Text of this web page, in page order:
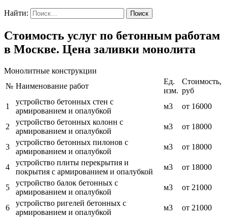
Найти:
Стоимость услуг по бетонным работам
в Москве. Цена заливки монолита
Монолитные конструкции
№ Наименование работ
Ед.
изм.
Стоимость,
руб
1
устройство бетонных стен с
армированием и опалубкой
м3 от 16000
2
устройство бетонных колонн с
армированием и опалубкой
м3 от 18000
3
устройство бетонных пилонов с
армированием и опалубкой
м3 от 18000
4
устройство плиты перекрытия и
покрытия с армированием и опалубкой
м3 от 18000
5
устройство балок бетонных с
армированием и опалубкой
м3 от 21000
6
устройство ригелей бетонных с
армированием и опалубкой
м3 от 21000